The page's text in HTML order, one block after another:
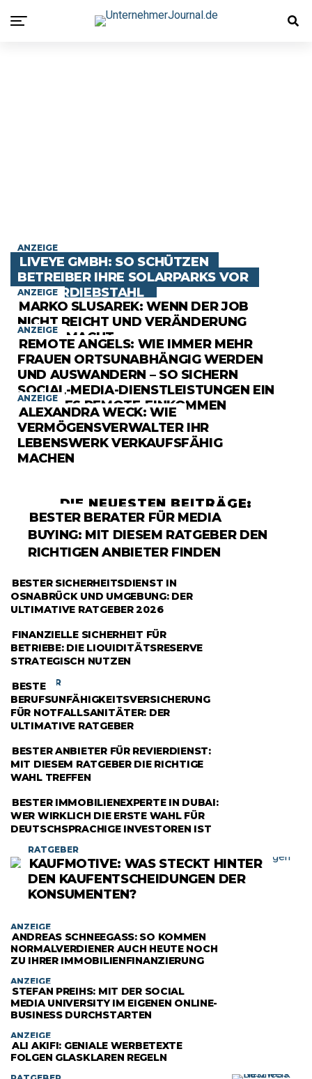
ANZEIGE
LIVEYE GMBH: SO SCHÜTZEN
BETREIBER IHRE SOLARPARKS VOR
KUPFERDIEBSTAHL
ANZEIGE
MARKO SLUSAREK: WENN DER JOB
NICHT REICHT UND VERÄNDERUNG
ANGST MACHT
ANZEIGE
REMOTE ANGELS: WIE IMMER MEHR
FRAUEN ORTSUNABHÄNGIG WERDEN
UND AUSWANDERN – SO SICHERN
SOCIAL-MEDIA-DIENSTLEISTUNGEN EIN
SICHERES REMOTE-EINKOMMEN
ANZEIGE
ALEXANDRA WECK: WIE
VERMÖGENSVERWALTER IHR
LEBENSWERK VERKAUFSFÄHIG
MACHEN
DIE NEUESTEN BEITRÄGE:
BESTER BERATER FÜR MEDIA
BUYING: MIT DIESEM RATGEBER DEN
RICHTIGEN ANBIETER FINDEN
RATGEBER
BESTER SICHERHEITSDIENST IN
OSNABRÜCK UND UMGEBUNG: DER
ULTIMATIVE RATGEBER 2026
RATGEBER
FINANZIELLE SICHERHEIT FÜR
BETRIEBE: DIE LIQUIDITÄTSRESERVE
STRATEGISCH NUTZEN
RATGEBER
BESTE
BERUFSUNFÄHIGKEITSVERSICHERUNG
FÜR NOTFALLSANITÄTER: DER
ULTIMATIVE RATGEBER
RATGEBER
BESTER ANBIETER FÜR REVIERDIENST:
MIT DIESEM RATGEBER DIE RICHTIGE
WAHL TREFFEN
RATGEBER
BESTER IMMOBILIENEXPERTE IN DUBAI:
WER WIRKLICH DIE ERSTE WAHL FÜR
DEUTSCHSPRACHIGE INVESTOREN IST
RATGEBER
KAUFMOTIVE: WAS STECKT HINTER
DEN KAUFENTSCHEIDUNGEN DER
KONSUMENTEN?
ANZEIGE
ANDREAS SCHNEEGASS: SO KOMMEN N
ORMALVERDIENER AUCH HEUTE NOCH Z
U IHRER IMMOBILIENFINANZIERUNG
ANZEIGE
STEFAN PREIHS: MIT DER SOCIAL
MEDIA UNIVERSITY IM EIGENEN ONLINE-
BUSINESS DURCHSTARTEN
ANZEIGE
ALI AKIFI: GENIALE WERBETEXTE
FOLGEN GLASKLAREN REGELN